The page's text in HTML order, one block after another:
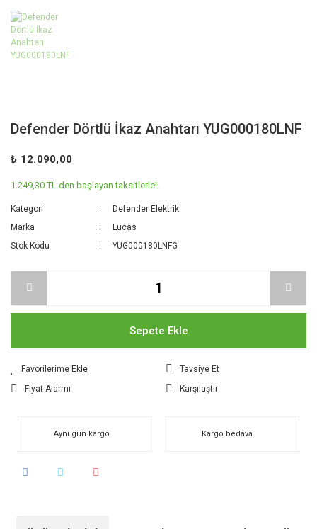
Defender Dörtlü İkaz Anahtarı YUG000180LNF
₺ 12.090,00
1.249,30 TL den başlayan taksitlerle!!
Kategori
Defender Elektrik
Marka
Lucas
Stok Kodu
YUG000180LNFG
Sepete Ekle
Tavsiye Et
Fiyat Alarmı
Karşılaştır
Aynı gün kargo Kargo bedava